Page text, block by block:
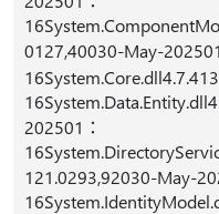
0127,40030-May-
202501：
121.0293,92030-May-